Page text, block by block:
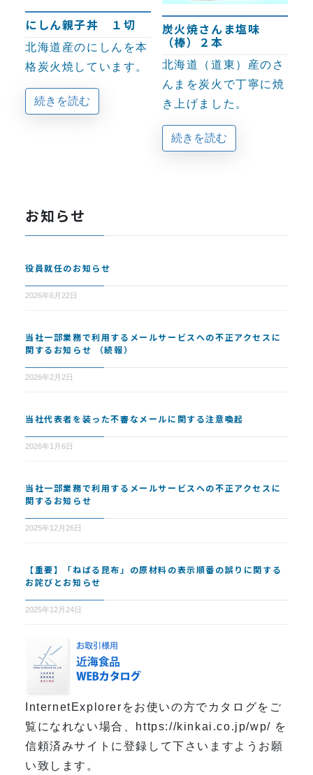
にしん親子丼 １切
北海道産のにしんを本
格炭火焼しています。
続きを読む
炭火焼さんま塩味
（棒）２本
北海道（道東）産のさ
んまを炭火で丁寧に焼
き上げました。
続きを読む
お知らせ
役員就任のお知らせ
2026年6月22日
当社一部業務で利用するメールサービスへの不正アクセスに
関するお知らせ （続報）
2026年2月2日
当社代表者を装った不審なメールに関する注意喚起
2026年1月6日
当社一部業務で利用するメールサービスへの不正アクセスに
関するお知らせ
2025年12月26日
【重要】「ねばる昆布」の原材料の表示順番の誤りに関する
お詫びとお知らせ
2025年12月24日
InternetExplorerをお使いの方でカタログをご
覧になれない場合、https://kinkai.co.jp/wp/ を
信頼済みサイトに登録して下さいますようお願
い致します。